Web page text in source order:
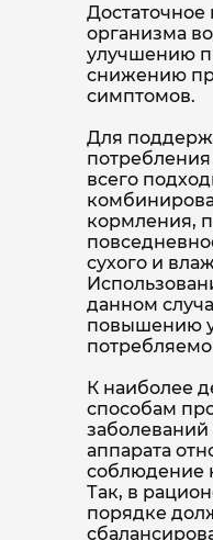
организма
улучшению
снижению
симптомов.
Для
всего
кормления,
сухого и
данном
повышению
К наиболее
способам
аппарата
соблюдение
Так, в
порядке